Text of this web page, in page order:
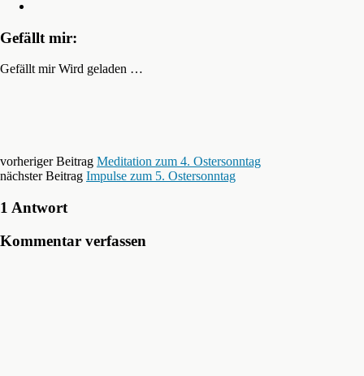
Gefällt mir:
Gefällt mir Wird geladen …
vorheriger Beitrag Meditation zum 4. Ostersonntag
nächster Beitrag Impulse zum 5. Ostersonntag
1 Antwort
Kommentar verfassen